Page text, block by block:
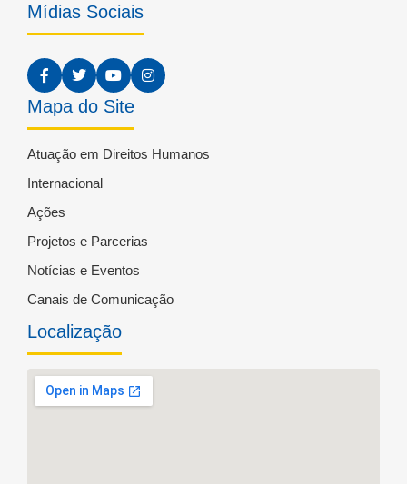
Mídias Sociais
Mapa do Site
Atuação em Direitos Humanos
Internacional
Ações
Projetos e Parcerias
Notícias e Eventos
Canais de Comunicação
Localização